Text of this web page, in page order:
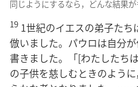
同じようにするなら，どんな結果が
19 1世紀のイエスの弟子た
倣いました。パウロは自分
書きました。「[わたしたち
の子供を慈しむときのよう